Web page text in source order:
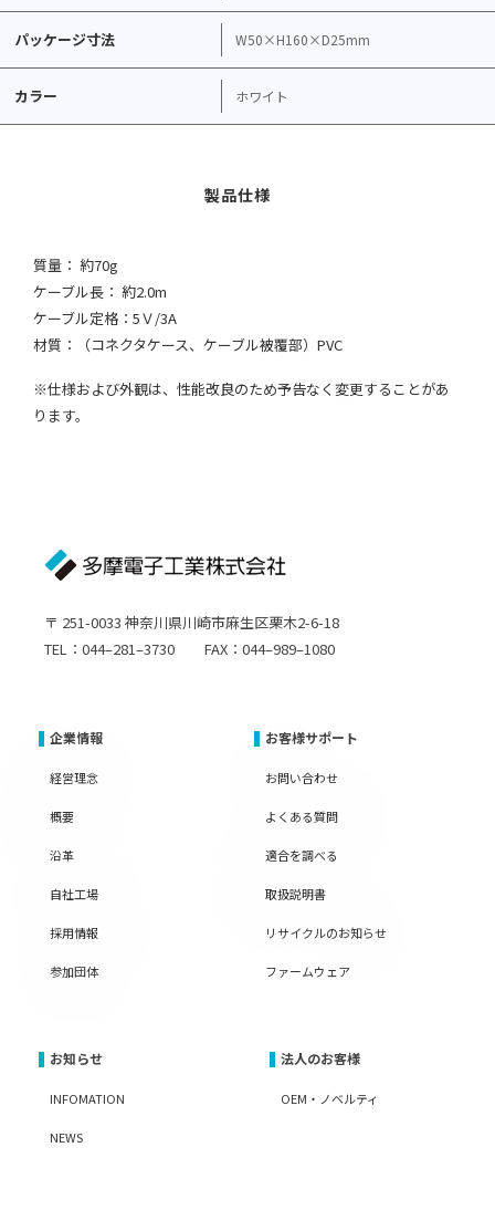
パッケージ寸法 W50×H160×D25mm
カラー ホワイト
質量： 約70g
ケーブル長： 約2.0m
ケーブル定格：5Ｖ/3A
材質：（コネクタケース、ケーブル被覆部）PVC
※仕様および外観は、性能改良のため予告なく変更することがあ
ります。
〒 251-0033 神奈川県川崎市麻生区栗木2-6-18
TEL：044–281–3730 FAX：044–989–1080
企業情報
経営理念
概要
沿革
自社工場
採用情報
参加団体
お客様サポート
お問い合わせ
よくある質問
適合を調べる
取扱説明書
リサイクルのお知らせ
ファームウェア
お知らせ
INFOMATION
NEWS
法人のお客様
OEM・ノベルティ